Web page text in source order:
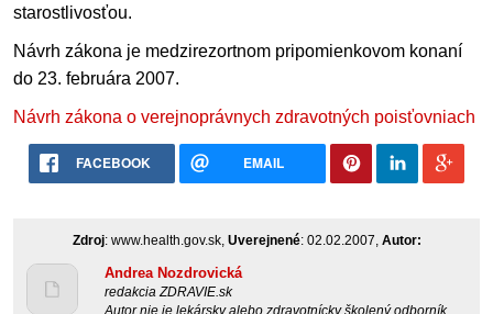
starostlivosťou.
Návrh zákona je medzirezortnom pripomienkovom konaní
do 23. februára 2007.
Návrh zákona o verejnoprávnych zdravotných poisťovniach
FACEBOOK EMAIL
Zdroj: www.health.gov.sk, Uverejnené: 02.02.2007, Autor:
Andrea Nozdrovická
redakcia ZDRAVIE.sk
Autor nie je lekársky alebo zdravotnícky školený odborník